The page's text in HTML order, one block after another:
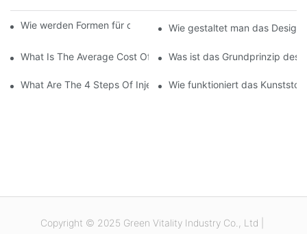
Wie werden Formen für den Spritzguss hergestellt?
Wie gestaltet man das
What Is The Average Cost Of An Injection Mold?Was ist das Grundprinzip des
What Are The 4 Steps Of Injection Molding?
Wie funktioniert das
Copyright © 2025 Green Vitality Industry Co., Ltd |